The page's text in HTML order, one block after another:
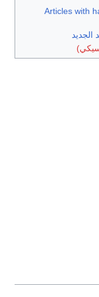
Articles with
الجديد